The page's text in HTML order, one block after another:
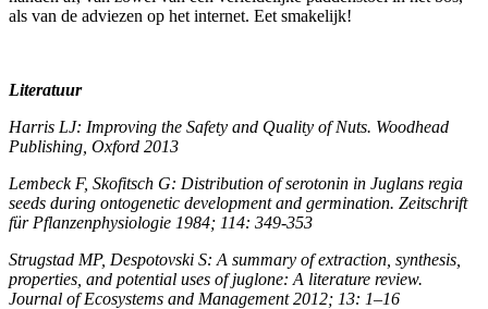
als van de adviezen op het internet. Eet smakelijk!
Literatuur
Harris LJ: Improving the Safety and Quality of Nuts. Woodhead
Publishing, Oxford 2013
Lembeck F, Skofitsch G: Distribution of serotonin in Juglans regia
seeds during ontogenetic development and germination. Zeitschrift
für Pflanzenphysiologie 1984; 114: 349-353
Strugstad MP, Despotovski S: A summary of extraction, synthesis,
properties, and potential uses of juglone: A literature review.
Journal of Ecosystems and Management 2012; 13: 1–16